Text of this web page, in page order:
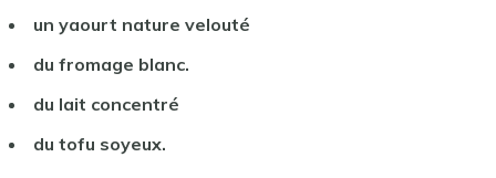
un yaourt nature velouté
du fromage blanc.
du lait concentré
du tofu soyeux.